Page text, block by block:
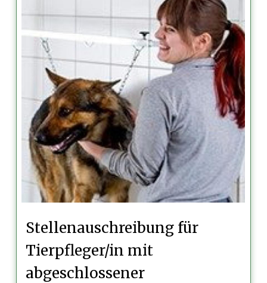
Stellenauschreibung für
Tierpfleger/in mit
abgeschlossener